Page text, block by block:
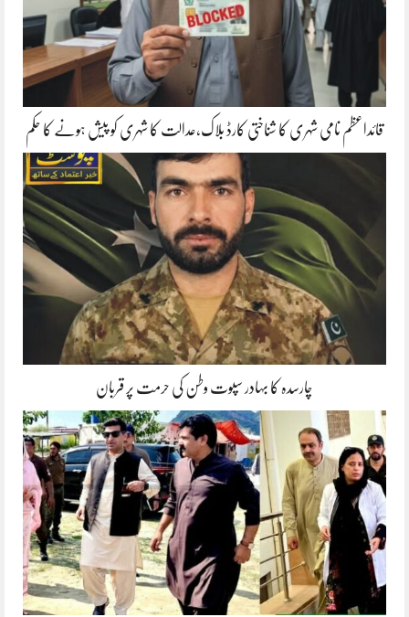
قائداعظم نامی شہری کا شناختی کارڈ بلاک،عدالت کا شہری کو پیش ہونے کا حکم
چارسدہ کا بہادر سپوت وطن کی حرمت پر قربان